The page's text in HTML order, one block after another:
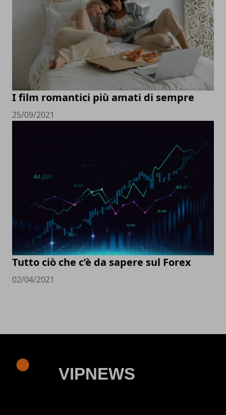
I film romantici più amati di sempre
25/09/2021
Tutto ciò che c’è da sapere sul Forex
02/04/2021